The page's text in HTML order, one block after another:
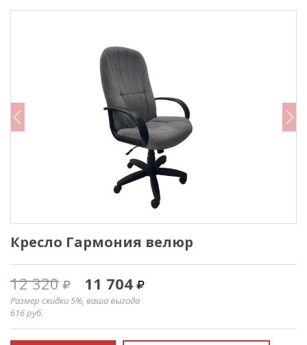
Кресло Гармония велюр
12 320 11 704
Размер скидки 5%, ваша выгода
616руб.